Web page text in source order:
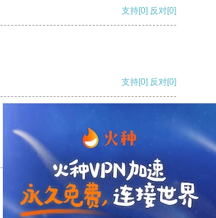
支持[0] 反对[0]
支持[0] 反对[0]